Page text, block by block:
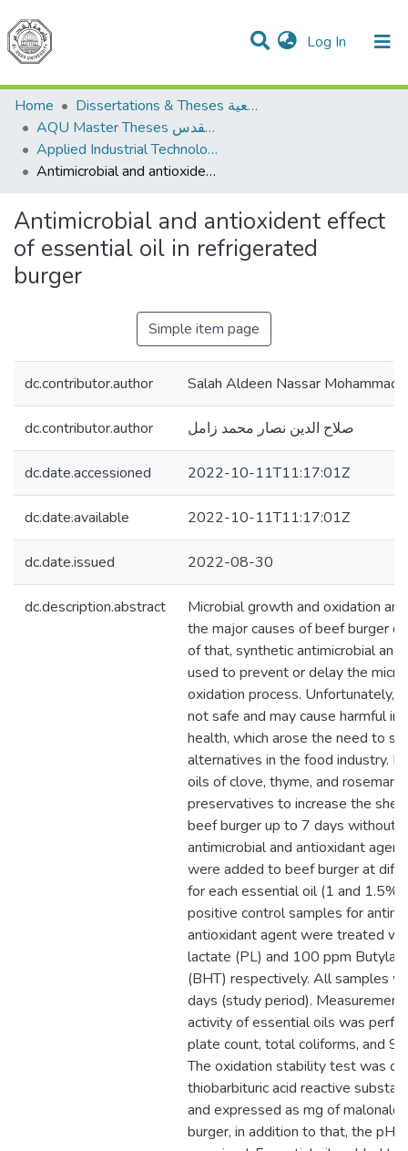
Log In (current)
Communities & Collections
All of DSpace
Home
Dissertations & Theses الرسائل الجامعية
AQU Master Theses الرسائل الجامعية الخاصة بجامعة القدس
Applied Industrial Technology التكنولوجيا التطبيقية والصناعية
Antimicrobial and antioxident effect of essential oil in refrigerated burger
Antimicrobial and antioxident effect
of essential oil in refrigerated
burger
Simple item page
dc.contributor.author Salah Aldeen Nassar Mohammad
dc.contributor.author صلاح الدين نصار محمد زامل
dc.date.accessioned 2022-10-11T11:17:01Z
dc.date.available 2022-10-11T11:17:01Z
dc.date.issued 2022-08-30
dc.description.abstract
Microbial growth and oxidation
the major causes of beef burger
of that, synthetic antimicrobial and
used to prevent or delay the
oxidation process. Unfortunately,
not safe and may cause harmful
health, which arose the need to
alternatives in the food industry.
oils of clove, thyme, and rosemary
preservatives to increase the
beef burger up to 7 days without
antimicrobial and antioxidant
were added to beef burger at
for each essential oil (1 and 1.5%
positive control samples for
antioxidant agent were treated
lactate (PL) and 100 ppm
(BHT) respectively. All samples
days (study period).
activity of essential oils was
plate count, total coliforms, and
The oxidation stability test was
thiobarbituric acid reactive
and expressed as mg of
burger, in addition to that, the pH